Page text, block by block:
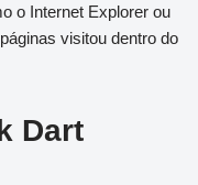
o Internet Explorer ou
visitou dentro do
Dart